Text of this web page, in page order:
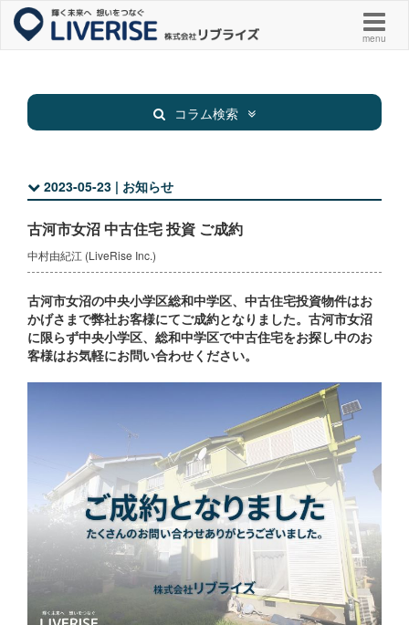
menu
コラム検索
2023-05-23 | お知らせ
古河市女沼 中古住宅 投資 ご成約
中村由紀江 (LiveRise Inc.)
古河市女沼の中央小学区総和中学区、中古住宅投資物件はお
かげさまで弊社お客様にてご成約となりました。古河市女沼
に限らず中央小学区、総和中学区で中古住宅をお探し中のお
客様はお気軽にお問い合わせください。